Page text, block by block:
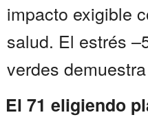
impacto exigible
salud. El estrés
verdes
El 71 eligiendo